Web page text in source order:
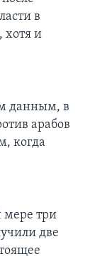
в
хотя и
данным, в
арабов
когда
мере три
две